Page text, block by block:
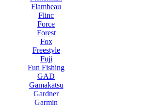
Flambeau
Flinc
Force
Forest
Fox
Freestyle
Fuji
Fun Fishing
GAD
Gamakatsu
Gardner
Garmin